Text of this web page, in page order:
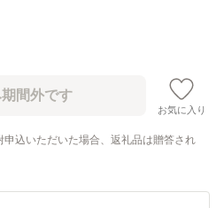
お気に入り
込いただいた場合、返礼品は贈答され